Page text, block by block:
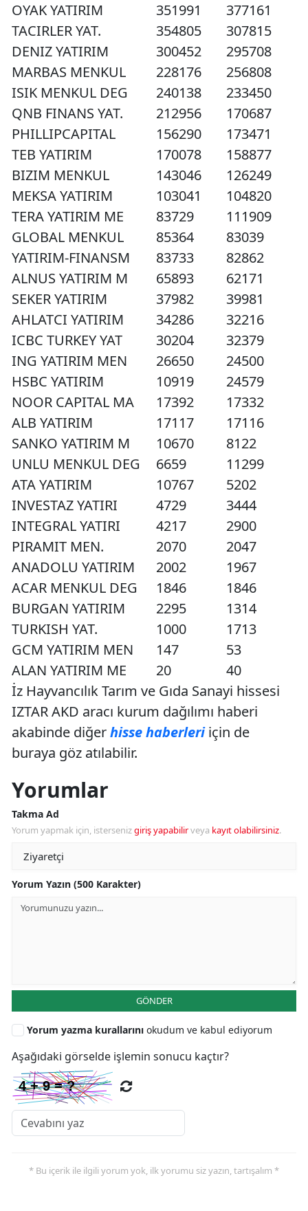
OYAK YATIRIM
351991
377161
TACIRLER YAT.
354805
307815
DENIZ YATIRIM
300452
295708
MARBAS MENKUL
228176
256808
ISIK MENKUL DEG
240138
233450
QNB FINANS YAT.
212956
170687
PHILLIPCAPITAL
156290
173471
TEB YATIRIM
170078
158877
BIZIM MENKUL
143046
126249
MEKSA YATIRIM
103041
104820
TERA YATIRIM ME
83729
111909
GLOBAL MENKUL
85364
83039
YATIRIM-FINANSM
83733
82862
ALNUS YATIRIM M
65893
62171
SEKER YATIRIM
37982
39981
AHLATCI YATIRIM
34286
32216
ICBC TURKEY YAT
30204
32379
ING YATIRIM MEN
26650
24500
HSBC YATIRIM
10919
24579
NOOR CAPITAL MA
17392
17332
ALB YATIRIM
17117
17116
SANKO YATIRIM M
10670
8122
UNLU MENKUL DEG
6659
11299
ATA YATIRIM
10767
5202
INVESTAZ YATIRI
4729
3444
INTEGRAL YATIRI
4217
2900
PIRAMIT MEN.
2070
2047
ANADOLU YATIRIM
2002
1967
ACAR MENKUL DEG
1846
1846
BURGAN YATIRIM
2295
1314
TURKISH YAT.
1000
1713
GCM YATIRIM MEN
147
53
ALAN YATIRIM ME
20
40
İz Hayvancılık Tarım ve Gıda Sanayi hissesi
IZTAR AKD aracı kurum dağılımı haberi
akabinde diğerhisse haberleriiçin de
buraya göz atılabilir.
Yorumlar
Takma Ad
Yorum yapmak için, istersenizgiriş yapabilirveya kayıt olabilirsiniz.
Yorum Yazın (500 Karakter)
GÖNDER
Yorum yazma kurallarını okudum ve kabul ediyorum
Aşağıdaki görselde işlemin sonucu kaçtır?
* Bu içerik ile ilgili yorum yok, ilk yorumu siz yazın, tartışalım *